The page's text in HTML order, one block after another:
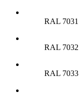
RAL 7031
RAL 7032
RAL 7033